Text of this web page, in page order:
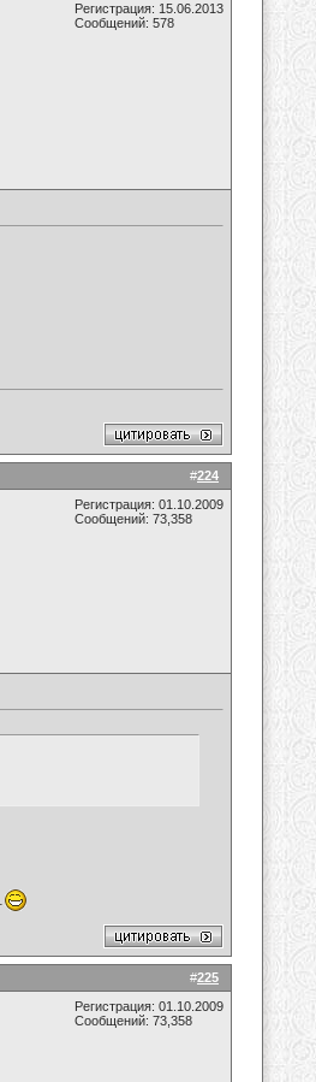
Регистрация: 15.06.2013
Сообщений: 578
#224
Регистрация: 01.10.2009
Сообщений: 73,358
#225
Регистрация: 01.10.2009
Сообщений: 73,358